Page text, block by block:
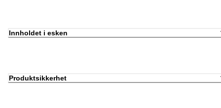
Innholdet i esken
Produktsikkerhet